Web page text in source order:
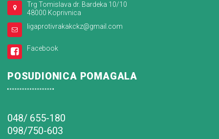
Trg Tomislava dr. Bardeka 10/10
48000 Koprivnica
ligaprotivrakakckz@gmail.com
Facebook
POSUDIONICA POMAGALA
048/ 655-180
098/750-603